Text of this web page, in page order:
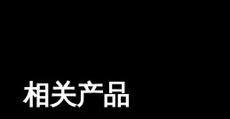
相关产品